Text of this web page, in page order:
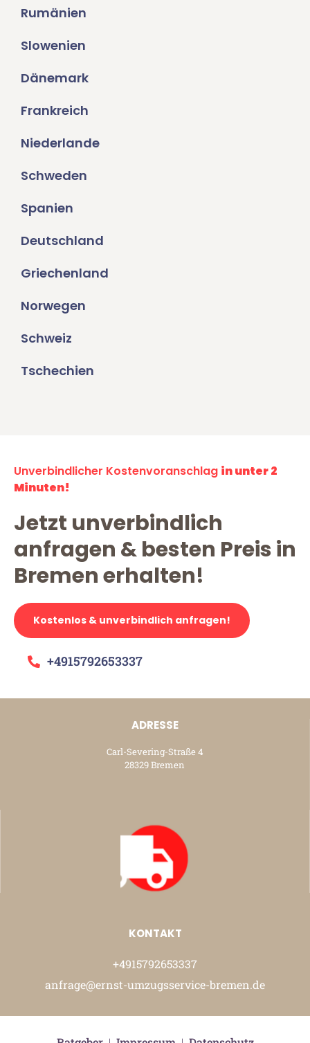
Rumänien
Slowenien
Dänemark
Frankreich
Niederlande
Schweden
Spanien
Deutschland
Griechenland
Norwegen
Schweiz
Tschechien
Unverbindlicher Kostenvoranschlag in unter 2
Minuten!
Jetzt unverbindlich
anfragen & besten Preis in
Bremen erhalten!
Kostenlos & unverbindlich anfragen!
+4915792653337
ADRESSE
Carl-Severing-Straße 4
28329 Bremen
KONTAKT
+4915792653337
anfrage@ernst-umzugsservice-bremen.de